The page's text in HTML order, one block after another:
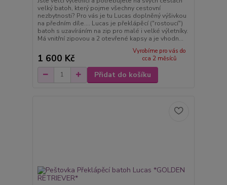
velký batoh, který pojme všechny cestovní
nezbytnosti? Pro vás je tu Lucas doplněný výšivkou
na předním díle.... Lucas je překlápěcí ("rostoucí")
batoh s uzavíráním na zip pro malé i velké výletníky.
Má vnitřní zipovou a 2 otevřené kapsy a je vhodn...
1 600 Kč
Vyrobíme pro vás do
cca 2 měsíců
Přidat do košíku